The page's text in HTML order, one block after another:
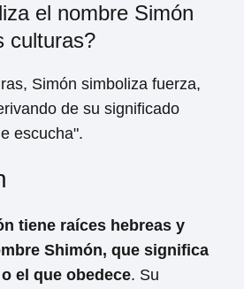
el nombre Simón
culturas?
Simón simboliza fuerza,
de su significado
escucha".
tiene raíces hebreas y
Shimón, que significa
el que obedece. Su